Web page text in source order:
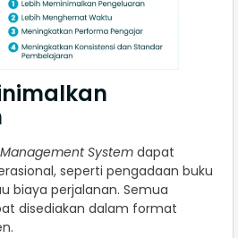
System dapat
seperti pengadaan buku
biaya perjalanan. Semua
disediakan dalam format